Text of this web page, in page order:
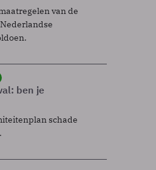
van de
ben je
schade